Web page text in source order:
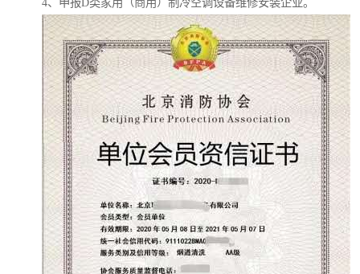
4、申报D类家用（商用）制冷空调设备维修安装企业。